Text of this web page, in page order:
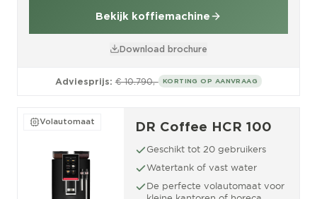
Bekijk koffiemachine
Download brochure
Adviesprijs: € 10.790,- KORTING OP AANVRAAG
Volautomaat DR Coffee HCR 100
Geschikt tot 20 gebruikers
Watertank of vast water
De perfecte volautomaat voor